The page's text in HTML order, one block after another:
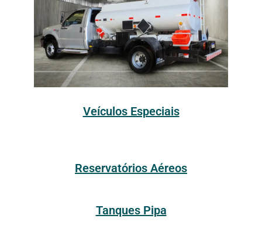
Veículos Especiais
Reservatórios Aéreos
Tanques Pipa